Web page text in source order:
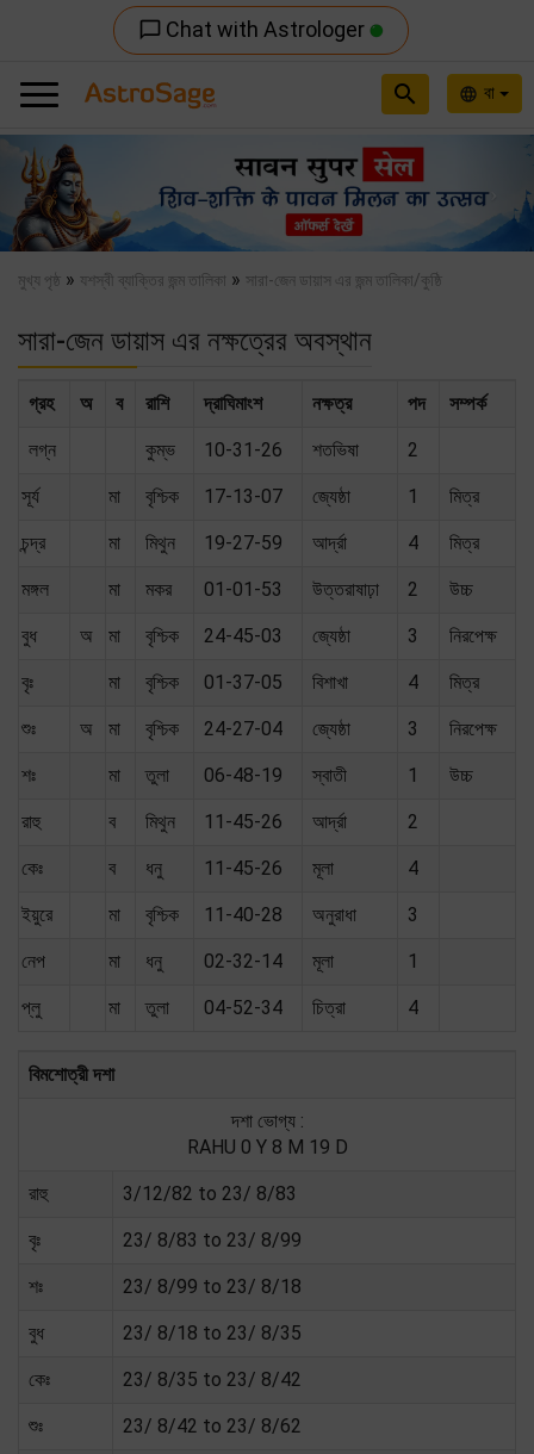
chat_bubble_outline Chat with Astrologer
language বা
search
Previous
মুখ্য পৃষ্ঠ » যশস্বী ব্যাক্তির জন্ম তালিকা » সারা-জেন ডায়াস এর জন্ম তালিকা/কুষ্ঠি
সারা-জেন ডায়াস এর নক্ষত্রের অবস্থান
গ্রহ অ ব রাশি দ্রাঘিমাংশ নক্ষত্র পদ সম্পর্ক
লগ্ন কুম্ভ 10-31-26 শতভিষা 2
সূর্য মা বৃশ্চিক 17-13-07 জ্যেষ্ঠা 1 মিত্র
চন্দ্র মা মিথুন 19-27-59 আর্দ্রা 4 মিত্র
মঙ্গল মা মকর 01-01-53 উত্তরাষাঢ়া 2 উচ্চ
বুধ অ মা বৃশ্চিক 24-45-03 জ্যেষ্ঠা 3 নিরপেক্ষ
বৃঃ মা বৃশ্চিক 01-37-05 বিশাখা 4 মিত্র
শুঃ অ মা বৃশ্চিক 24-27-04 জ্যেষ্ঠা 3 নিরপেক্ষ
শঃ মা তুলা 06-48-19 স্বাতী 1 উচ্চ
রাহু ব মিথুন 11-45-26 আর্দ্রা 2
কেঃ ব ধনু 11-45-26 মূলা 4
ইয়ুরে মা বৃশ্চিক 11-40-28 অনুরাধা 3
নেপ মা ধনু 02-32-14 মূলা 1
প্লু মা তুলা 04-52-34 চিত্রা 4
বিমশোত্রী দশা
দশা ভোগ্য :
RAHU 0 Y 8 M 19 D
রাহু 3/12/82 to 23/ 8/83
বৃঃ 23/ 8/83 to 23/ 8/99
শঃ 23/ 8/99 to 23/ 8/18
বুধ 23/ 8/18 to 23/ 8/35
কেঃ 23/ 8/35 to 23/ 8/42
শুঃ 23/ 8/42 to 23/ 8/62